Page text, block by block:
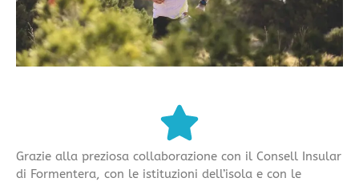
Grazie alla preziosa collaborazione con il Consell Insular
di Formentera, con le istituzioni dell’isola e con le